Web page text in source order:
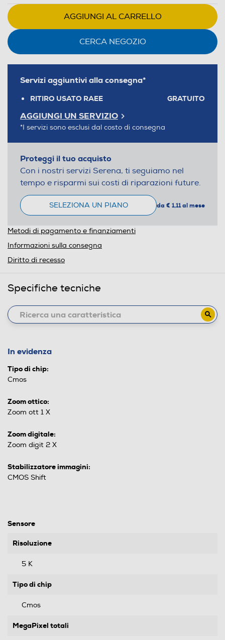
AGGIUNGI AL CARRELLO
CERCA NEGOZIO
Servizi aggiuntivi alla consegna*
RITIRO USATO RAEE GRATUITO
AGGIUNGI UN SERVIZIO
*I servizi sono esclusi dal costo di consegna
Proteggi il tuo acquisto
Con i nostri servizi Serena, ti seguiamo nel
tempo e risparmi sui costi di riparazioni future.
SELEZIONA UN PIANO da € 1,11 al mese
Metodi di pagamento e finanziamenti
Informazioni sulla consegna
Diritto di recesso
Specifiche tecniche
In evidenza
Tipo di chip:
Cmos
Zoom ottico:
Zoom ott 1 X
Zoom digitale:
Zoom digit 2 X
Stabilizzatore immagini:
CMOS Shift
Sensore
Risoluzione
5 K
Tipo di chip
Cmos
MegaPixel totali